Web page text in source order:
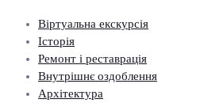
Віртуальна екскурсія
Історія
Ремонт і реставрація
Внутрішнє оздоблення
Архітектура